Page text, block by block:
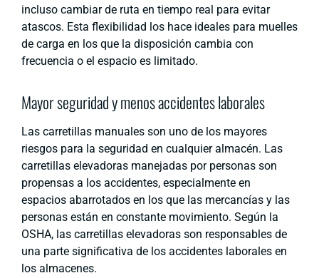
incluso cambiar de ruta en tiempo real para evitar
atascos. Esta flexibilidad los hace ideales para muelles
de carga en los que la disposición cambia con
frecuencia o el espacio es limitado.
Mayor seguridad y menos accidentes laborales
Las carretillas manuales son uno de los mayores
riesgos para la seguridad en cualquier almacén. Las
carretillas elevadoras manejadas por personas son
propensas a los accidentes, especialmente en
espacios abarrotados en los que las mercancías y las
personas están en constante movimiento. Según la
OSHA, las carretillas elevadoras son responsables de
una parte significativa de los accidentes laborales en
los almacenes.